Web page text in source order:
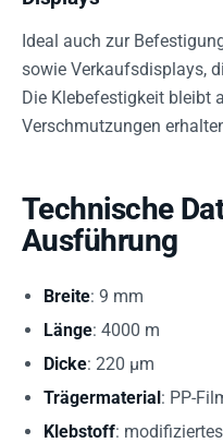
Ideal auch zur
sowie Verkaufsdisplays,
Die Klebefestigkeit bleibt
Verschmutzungen
Technische
Ausführung
Breite: 9 mm
Länge: 4000 m
Dicke: 220 µm
Trägermaterial: PP-
Klebstoff: